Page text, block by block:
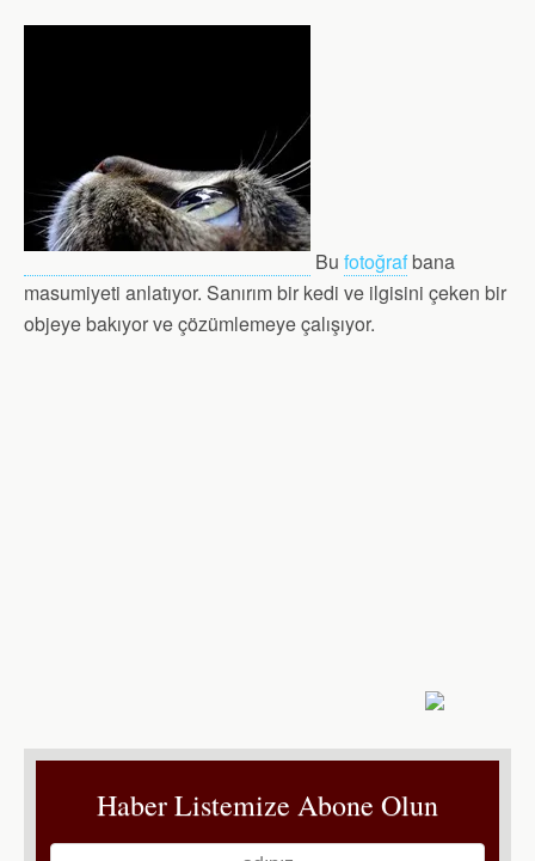
Bu fotoğrafbana
masumiyeti anlatıyor. Sanırım bir kedi ve ilgisini çeken bir
objeye bakıyor ve çözümlemeye çalışıyor.
Haber Listemize Abone Olun